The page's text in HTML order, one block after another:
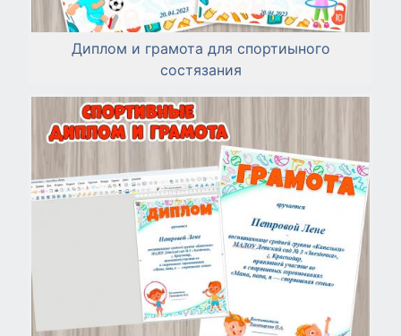
Диплом и грамота для спортиыного
состязания